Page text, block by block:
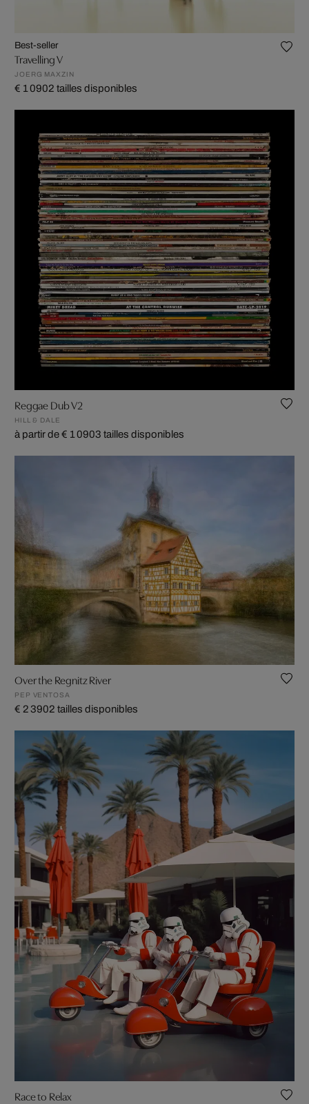
Best-seller
Travelling V
JOERG MAXZIN
€ 1 0902 tailles disponibles
Reggae Dub V2
HILL & DALE
à partir de € 1 0903 tailles disponibles
Over the Regnitz River
PEP VENTOSA
€ 2 3902 tailles disponibles
Race to Relax